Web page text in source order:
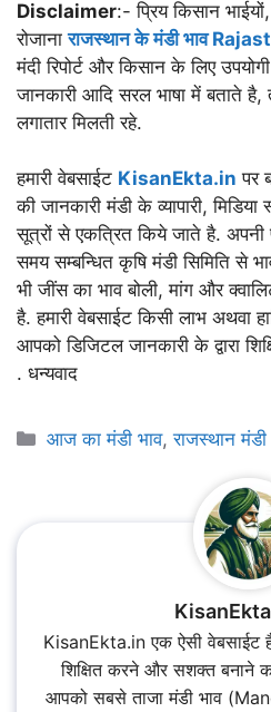
Disclaimer:- प्रिय किसान
रोजानाराजस्थान के मंडी भाव
मंदी रिपोर्ट और किसान के लिए
जानकारी आदि सरल भाषा में बताते है,
लगातार मिलती रहे.
हमारी वेबसाईट KisanEkta.in पर
की जानकारी मंडी के व्यापारी,
सूत्रों से एकत्रित किये जाते है.
समय सम्बन्धित कृषि मंडी सिमिति से
भी जींस का भाव बोली, मांग और
है. हमारी वेबसाईट किसी लाभ अथवा
आपको डिजिटल जानकारी के द्वारा
. धन्यवाद
Categories
आज का मंडी भाव,राजस्थान मंडी
KisanEkta.in एक ऐसी वेबसाईट
शिक्षित करने और सशक्त बनाने
आपको सबसे ताजा मंडी भाव